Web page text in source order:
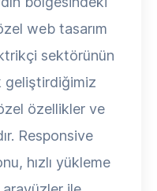
web tasarım
sektörünün
geliştirdiğimiz
özellikler ve
Responsive
hızlı yükleme